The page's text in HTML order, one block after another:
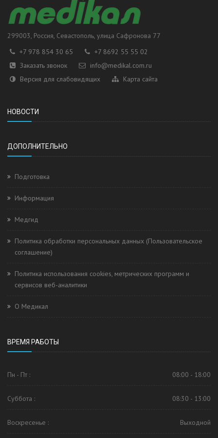
299003, Россия, Севастополь, улица Сафронова 77
+7 978 854 30 65
+7 8692 55 55 02
Заказать звонок
info@medikal.com.ru
Версия для слабовидящих
Карта сайта
НОВОСТИ
ДОПОЛНИТЕЛЬНО
Подготовка
Информация
Медгид
Политика обработки персональных данных (Пользовательское
соглашение)
Политика использования cookies, метрических программ и
сервисов веб-аналитики
О Медикал
ВРЕМЯ РАБОТЫ
Пн - Пт : 08:00 - 18:00
Суббота : 08:30 - 13:00
Воскресенье : Выходной